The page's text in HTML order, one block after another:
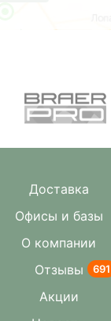
Доставка
Офисы и базы
О компании
Отзывы
691
Акции